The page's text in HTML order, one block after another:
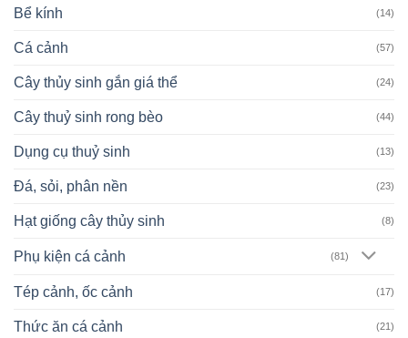
Bể kính (14)
Cá cảnh (57)
Cây thủy sinh gắn giá thể (24)
Cây thuỷ sinh rong bèo (44)
Dụng cụ thuỷ sinh (13)
Đá, sỏi, phân nền (23)
Hạt giống cây thủy sinh (8)
Phụ kiện cá cảnh (81)
Tép cảnh, ốc cảnh (17)
Thức ăn cá cảnh (21)